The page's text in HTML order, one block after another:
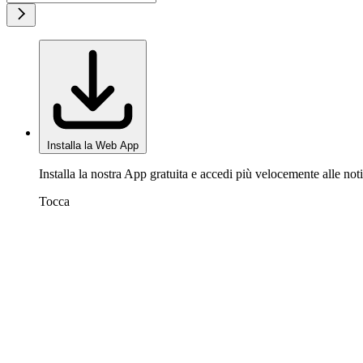
Installa la Web App
Installa la nostra App gratuita e accedi più velocemente alle
Tocca